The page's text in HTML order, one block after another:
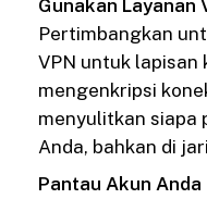
Gunakan Layanan
Pertimbangkan
VPN untuk lapisan
mengenkripsi
menyulitkan siapa
Anda, bahkan di
Pantau Akun Anda